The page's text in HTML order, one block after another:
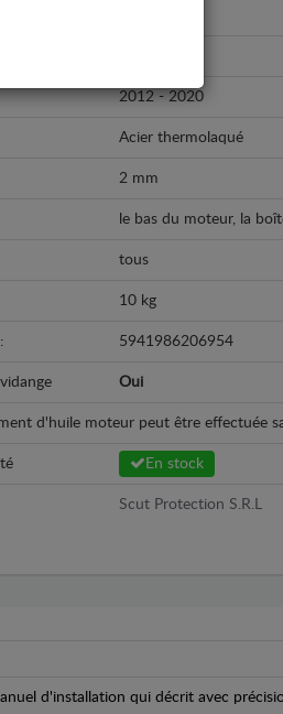
2012 - 2020
Acier thermolaqué
2 mm
le bas du moteur, la
tous
10 kg
5941986206954
vidange Oui
d'huile moteur peut être effectuée
En stock
Scut Protection S.R.L
d'installation qui décrit avec